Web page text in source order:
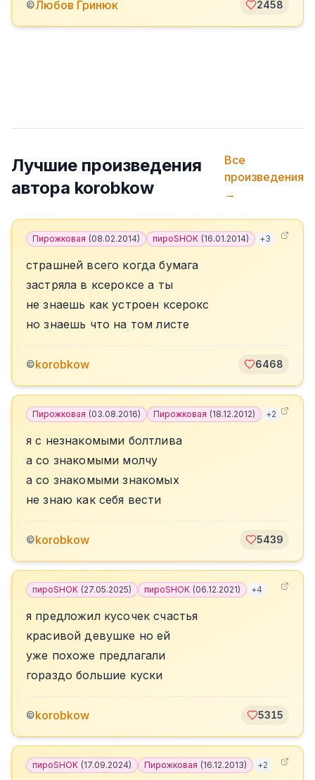
©Любов Гринюк 2458
Лучшие произведения
автора korobkow
Все
произведения
→
Пирожковая (08.02.2014) пироSHOK (16.01.2014) +3
страшней всего когда бумага
застряла в ксероксе а ты
не знаешь как устроен ксерокс
но знаешь что на том листе
©korobkow 6468
Пирожковая (03.08.2016) Пирожковая (18.12.2012) +2
я с незнакомыми болтлива
а со знакомыми молчу
а со знакомыми знакомых
не знаю как себя вести
©korobkow 5439
пироSHOK (27.05.2025) пироSHOK (06.12.2021) +4
я предложил кусочек счастья
красивой девушке но ей
уже похоже предлагали
гораздо большие куски
©korobkow 5315
пироSHOK (17.09.2024) Пирожковая (16.12.2013) +2